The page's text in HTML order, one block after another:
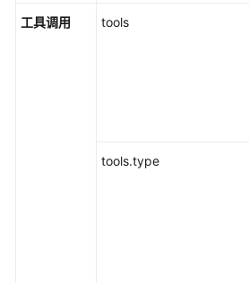
工具调用 tools
tools.type